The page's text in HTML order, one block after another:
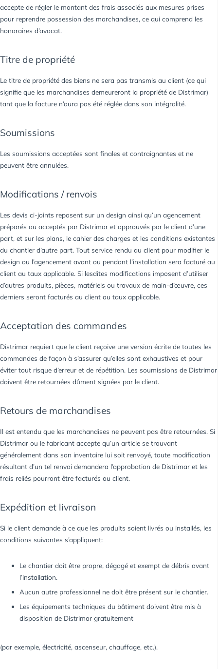
accepte de régler le montant des frais associés aux mesures prises
pour reprendre possession des marchandises, ce qui comprend les
honoraires d’avocat.
Titre de propriété
Le titre de propriété des biens ne sera pas transmis au client (ce qui
signifie que les marchandises demeureront la propriété de Distrimar)
tant que la facture n’aura pas été réglée dans son intégralité.
Soumissions
Les soumissions acceptées sont finales et contraignantes et ne
peuvent être annulées.
Modifications / renvois
Les devis ci-joints reposent sur un design ainsi qu’un agencement
préparés ou acceptés par Distrimar et approuvés par le client d’une
part, et sur les plans, le cahier des charges et les conditions existantes
du chantier d’autre part. Tout service rendu au client pour modifier le
design ou l’agencement avant ou pendant l’installation sera facturé au
client au taux applicable. Si lesdites modifications imposent d’utiliser
d’autres produits, pièces, matériels ou travaux de main-d’œuvre, ces
derniers seront facturés au client au taux applicable.
Acceptation des commandes
Distrimar requiert que le client reçoive une version écrite de toutes les
commandes de façon à s’assurer qu’elles sont exhaustives et pour
éviter tout risque d’erreur et de répétition. Les soumissions de Distrimar
doivent être retournées dûment signées par le client.
Retours de marchandises
Il est entendu que les marchandises ne peuvent pas être retournées. Si
Distrimar ou le fabricant accepte qu’un article se trouvant
généralement dans son inventaire lui soit renvoyé, toute modification
résultant d’un tel renvoi demandera l’approbation de Distrimar et les
frais reliés pourront être facturés au client.
Expédition et livraison
Si le client demande à ce que les produits soient livrés ou installés, les
conditions suivantes s’appliquent:
Le chantier doit être propre, dégagé et exempt de débris avant
l’installation.
Aucun autre professionnel ne doit être présent sur le chantier.
Les équipements techniques du bâtiment doivent être mis à
disposition de Distrimar gratuitement
(par exemple, électricité, ascenseur, chauffage, etc.).